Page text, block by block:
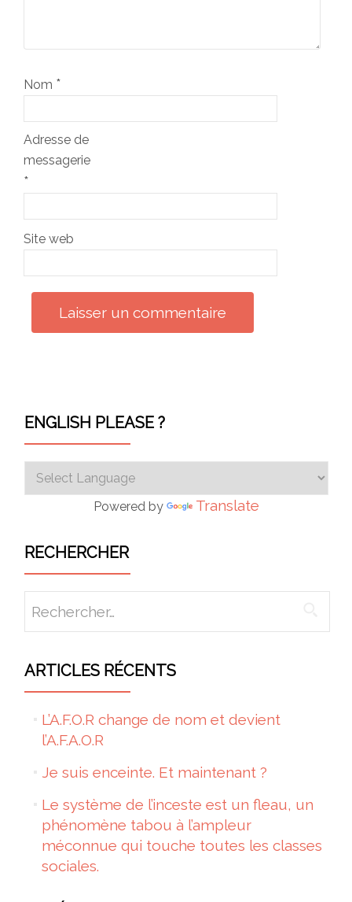
Nom *
Adresse de
messagerie
*
Site web
ENGLISH PLEASE ?
Powered by Translate
RECHERCHER
ARTICLES RÉCENTS
L’A.F.O.R change de nom et devient
l’A.F.A.O.R
Je suis enceinte. Et maintenant ?
Le système de l’inceste est un fleau, un
phénomène tabou à l’ampleur
méconnue qui touche toutes les classes
sociales.